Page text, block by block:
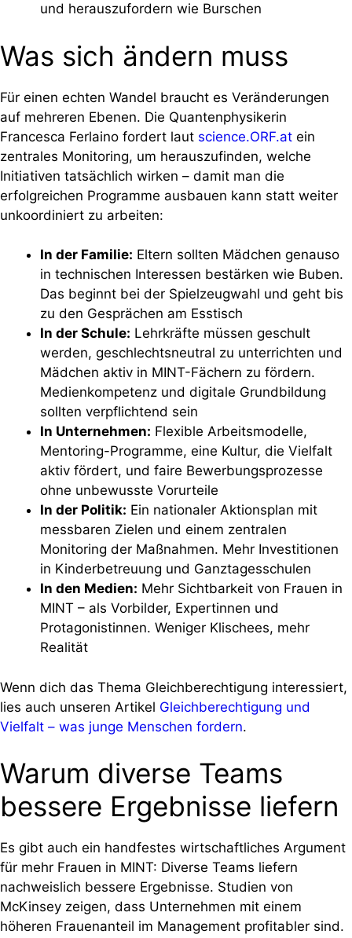
und herauszufordern wie Burschen
Was sich ändern muss
Für einen echten Wandel braucht es Veränderungen
auf mehreren Ebenen. Die Quantenphysikerin
Francesca Ferlaino fordert laut science.ORF.at ein
zentrales Monitoring, um herauszufinden, welche
Initiativen tatsächlich wirken – damit man die
erfolgreichen Programme ausbauen kann statt weiter
unkoordiniert zu arbeiten:
In der Familie: Eltern sollten Mädchen genauso
in technischen Interessen bestärken wie Buben.
Das beginnt bei der Spielzeugwahl und geht bis
zu den Gesprächen am Esstisch
In der Schule: Lehrkräfte müssen geschult
werden, geschlechtsneutral zu unterrichten und
Mädchen aktiv in MINT-Fächern zu fördern.
Medienkompetenz und digitale Grundbildung
sollten verpflichtend sein
In Unternehmen: Flexible Arbeitsmodelle,
Mentoring-Programme, eine Kultur, die Vielfalt
aktiv fördert, und faire Bewerbungsprozesse
ohne unbewusste Vorurteile
In der Politik: Ein nationaler Aktionsplan mit
messbaren Zielen und einem zentralen
Monitoring der Maßnahmen. Mehr Investitionen
in Kinderbetreuung und Ganztagesschulen
In den Medien: Mehr Sichtbarkeit von Frauen in
MINT – als Vorbilder, Expertinnen und
Protagonistinnen. Weniger Klischees, mehr
Realität
Wenn dich das Thema Gleichberechtigung interessiert,
lies auch unseren Artikel Gleichberechtigung und
Vielfalt – was junge Menschen fordern.
Warum diverse Teams
bessere Ergebnisse liefern
Es gibt auch ein handfestes wirtschaftliches Argument
für mehr Frauen in MINT: Diverse Teams liefern
nachweislich bessere Ergebnisse. Studien von
McKinsey zeigen, dass Unternehmen mit einem
höheren Frauenanteil im Management profitabler sind.